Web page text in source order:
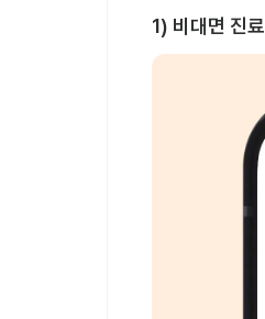
1) 비대면 진